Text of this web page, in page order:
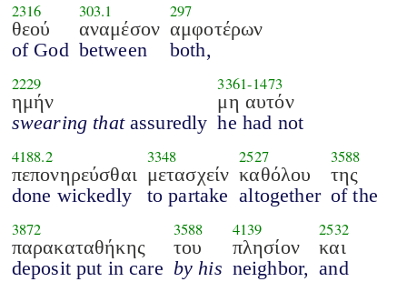
2316
θεού
of God
303.1
αναμέσον
between
297
αμφοτέρων
both,
2229
ημήν
swearing thatassuredly
3361-1473
μη αυτόν
he had not
4188.2
πεπονηρεύσθαι
done wickedly
3348
μετασχείν
to partake
2527
καθόλου
altogether
3588
της
of the
3872
παρακαταθήκης
deposit put in care
3588
του
by his
4139
πλησίον
neighbor,
2532
και
and